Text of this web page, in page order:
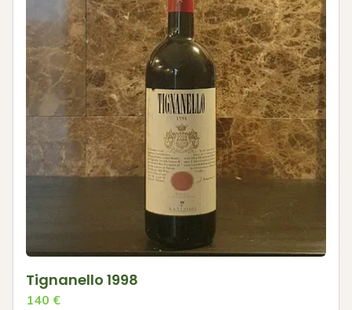
Tignanello 1998
140 €